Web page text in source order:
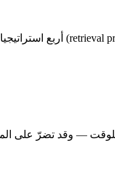
للوقت — وقد تضرّ على